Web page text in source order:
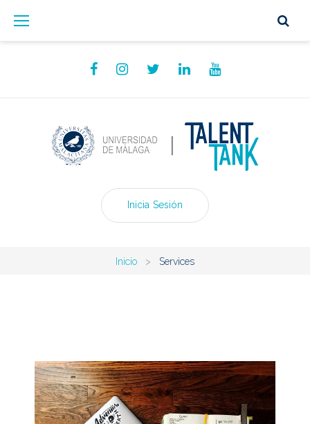
Inicia Sesión
Inicio > Services